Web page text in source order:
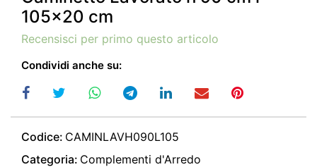
105x20 cm
Recensisci per primo questo articolo
Condividi anche su:
Codice: CAMINLAVH090L105
Categoria: Complementi d'Arredo